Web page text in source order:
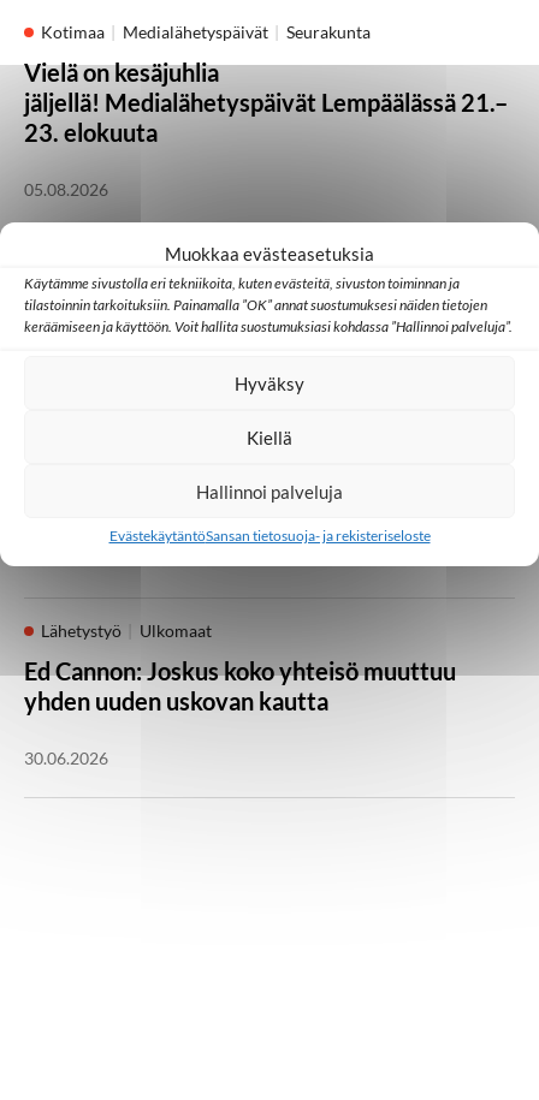
Muokkaa evästeasetuksia
Käytämme sivustolla eri tekniikoita, kuten evästeitä, sivuston toiminnan ja
tilastoinnin tarkoituksiin. Painamalla ”OK” annat suostumuksesi näiden tietojen
keräämiseen ja käyttöön. Voit hallita suostumuksiasi kohdassa ”Hallinnoi palveluja”.
Hyväksy
Kiellä
Hallinnoi palveluja
EvästekäytäntöSansan tietosuoja- ja rekisteriseloste
Kotimaa Medialähetyspäivät Seurakunta
Vielä on kesäjuhlia
jäljellä! Medialähetyspäivät Lempäälässä 21.–
23. elokuuta
05.08.2026
Lähetystyö Seurakunta
Heikki Kärhän kutsumuksena on evankeliumin
julistaminen
Millainen kristillinen some toimii Aasiassa?
Lähetystyö Ulkomaat
Ed Cannon: Joskus koko yhteisö muuttuu
yhden uuden uskovan kautta
30.06.2026